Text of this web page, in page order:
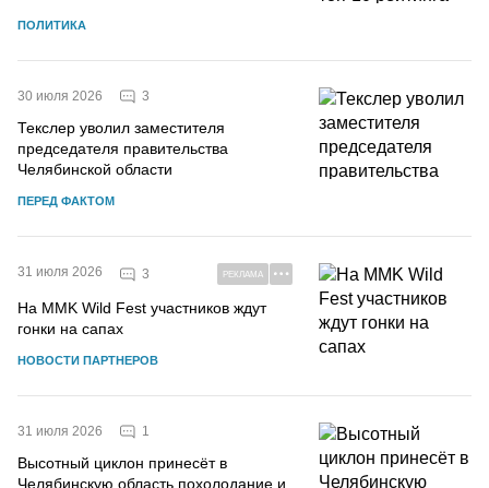
ПОЛИТИКА
30 июля 2026 3
Текслер уволил заместителя
председателя правительства
Челябинской области
ПЕРЕД ФАКТОМ
31 июля 2026 3 РЕКЛАМА
На MMK Wild Fest участников ждут
гонки на сапах
НОВОСТИ ПАРТНЕРОВ
31 июля 2026 1
Высотный циклон принесёт в
Челябинскую область похолодание и